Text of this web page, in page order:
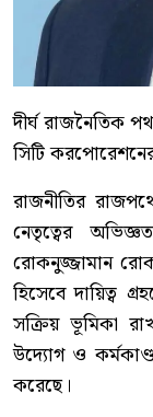
দীর্ঘ রাজনৈতিক
সিটি করপোরেশনের
রাজনীতির
নেতৃত্বের
রোকনুজ্জামান
হিসেবে দায়িত্ব
সক্রিয় ভূমিকা
উদ্যোগ ও
করেছে।